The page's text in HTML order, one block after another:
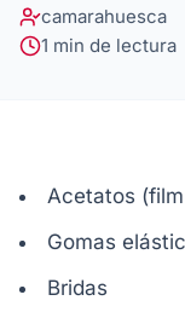
camarahuesca
1 min de lectura
Acetatos
Gomas
Bridas